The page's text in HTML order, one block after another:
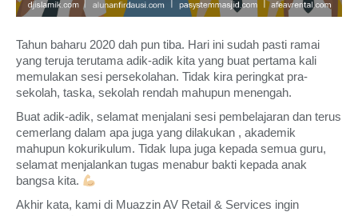
Tahun baharu 2020 dah pun tiba. Hari ini sudah pasti ramai
yang teruja terutama adik-adik kita yang buat pertama kali
memulakan sesi persekolahan. Tidak kira peringkat pra-
sekolah, taska, sekolah rendah mahupun menengah.
Buat adik-adik, selamat menjalani sesi pembelajaran dan terus
cemerlang dalam apa juga yang dilakukan , akademik
mahupun kokurikulum. Tidak lupa juga kepada semua guru,
selamat menjalankan tugas menabur bakti kepada anak
bangsa kita.
Akhir kata, kami di Muazzin AV Retail & Services ingin